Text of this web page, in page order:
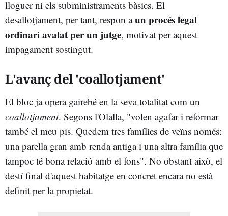
lloguer ni els subministraments bàsics. El
desallotjament, per tant, respon aun procés legal
ordinari avalat per un jutge, motivat per aquest
impagament sostingut.
L'avanç del 'coallotjament'
El bloc ja opera gairebé en la seva totalitat com un
coallotjament. Segons l'Olalla, "volen agafar i reformar
també el meu pis. Quedem tres famílies de veïns només:
una parella gran amb renda antiga i una altra família que
tampoc té bona relació amb el fons". No obstant això, el
destí final d'aquest habitatge en concret encara no està
definit per la propietat.